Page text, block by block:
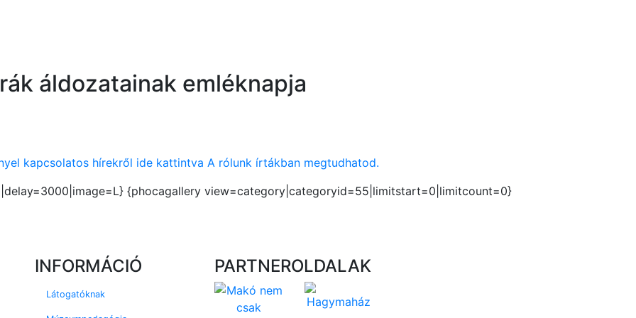
áldozatainak emléknapja
kapcsolatos hírekről ide kattintva A rólunk írtákban megtudhatod.
{phocagallery view=category|categoryid=55|limitstart=0|limitcount=0}
INFORMÁCIÓ
Látogatóknak
PARTNEROLDALAK